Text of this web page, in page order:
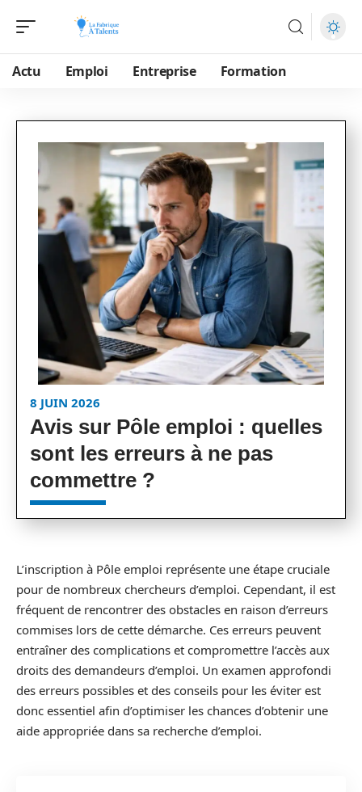
Actu Emploi Entreprise Formation
8 JUIN 2026
Avis sur Pôle emploi : quelles
sont les erreurs à ne pas
commettre ?
L’inscription à Pôle emploi représente une étape cruciale
pour de nombreux chercheurs d’emploi. Cependant, il est
fréquent de rencontrer des obstacles en raison d’erreurs
commises lors de cette démarche. Ces erreurs peuvent
entraîner des complications et compromettre l’accès aux
droits des demandeurs d’emploi. Un examen approfondi
des erreurs possibles et des conseils pour les éviter est
donc essentiel afin d’optimiser les chances d’obtenir une
aide appropriée dans sa recherche d’emploi.